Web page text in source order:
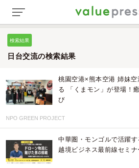
検索結果
日台交流の検索結果
桃園空港×熊本空港 姉妹
る 「くまモン」が登場！
び
NPO GREEN PROJECT
中華圏・モンゴルで活躍す
越境ビジネス最前線セミナ